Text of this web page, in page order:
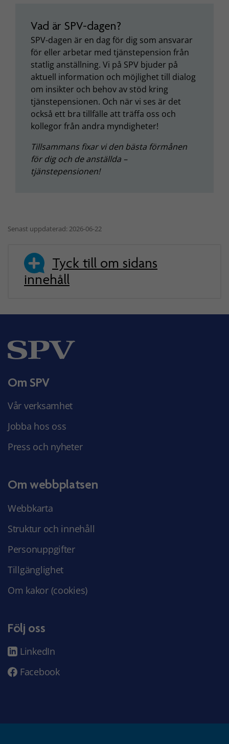
Vad är SPV-dagen?
SPV-dagen är en dag för dig som ansvarar
för eller arbetar med tjänstepension från
statlig anställning. Vi på SPV bjuder på
aktuell information och möjlighet till dialog
om insikter och behov av stöd kring
tjänstepensionen. Och när vi ses är det
också ett bra tillfälle att träffa oss och
kollegor från andra myndigheter!
Tillsammans fixar vi den bästa förmånen
för dig och de anställda –
tjänstepensionen!
Senast uppdaterad: 2026-06-22
Tyck till om sidans
innehåll
Om SPV
Vår verksamhet
Jobba hos oss
Press och nyheter
Om webbplatsen
Webbkarta
Struktur och innehåll
Personuppgifter
Tillgänglighet
Om kakor (cookies)
Följ oss
LinkedIn
Facebook